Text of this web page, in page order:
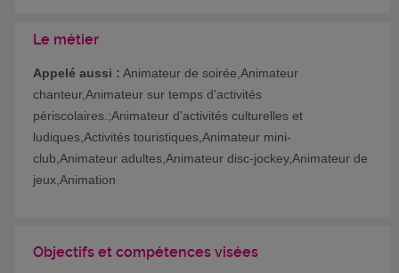
Le métier
Appelé aussi : Animateur de soirée,Animateur
chanteur,Animateur sur temps d’activités
périscolaires.;Animateur d'activités culturelles et
ludiques,Activités touristiques,Animateur mini-
club,Animateur adultes,Animateur disc-jockey,Animateur de
jeux,Animation
Objectifs et compétences visées